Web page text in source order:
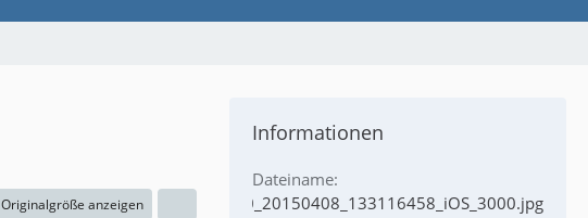
Originalgröße anzeigen
Informationen
Dateiname
Vespa_Sprint_50_20150408_133116458_iOS_3000.jpg